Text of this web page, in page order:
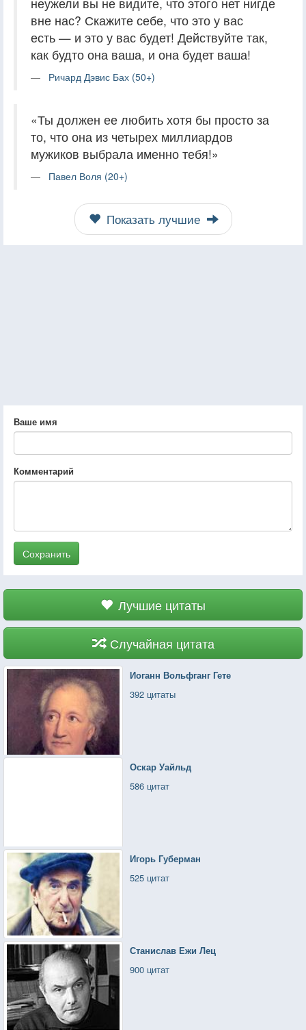
вне нас? Скажите себе, что это у вас
есть — и это у вас будет! Действуйте так,
как будто она ваша, и она будет ваша!
Ричард Дэвис Бах (50+)
«Ты должен ее любить хотя бы просто за
то, что она из четырех миллиардов
мужиков выбрала именно тебя!»
Павел Воля (20+)
Показать лучшие
Ваше имя
Комментарий
Сохранить
Лучшие цитаты
Случайная цитата
Иоганн Вольфганг Гете
392 цитаты
Оскар Уайльд
586 цитат
Игорь Губерман
525 цитат
Станислав Ежи Лец
900 цитат